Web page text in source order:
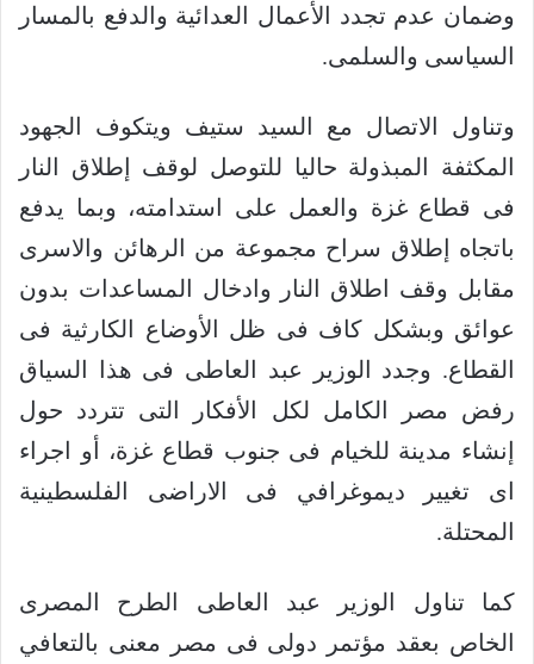
وضمان عدم تجدد الأعمال العدائية والدفع بالمسار
السياسى والسلمى.
وتناول الاتصال مع السيد ستيف ويتكوف الجهود
المكثفة المبذولة حاليا للتوصل لوقف إطلاق النار
فى قطاع غزة والعمل على استدامته، وبما يدفع
باتجاه إطلاق سراح مجموعة من الرهائن والاسرى
مقابل وقف اطلاق النار وادخال المساعدات بدون
عوائق وبشكل كاف فى ظل الأوضاع الكارثية فى
القطاع. وجدد الوزير عبد العاطى فى هذا السياق
رفض مصر الكامل لكل الأفكار التى تتردد حول
إنشاء مدينة للخيام فى جنوب قطاع غزة، أو اجراء
اى تغيير ديموغرافي فى الاراضى الفلسطينية
المحتلة.
كما تناول الوزير عبد العاطى الطرح المصرى
الخاص بعقد مؤتمر دولى فى مصر معنى بالتعافي